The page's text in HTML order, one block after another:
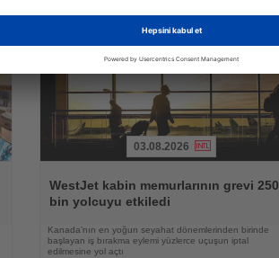
Oku
03.08.2026
WestJet kabin memurlarının grevi 250
bin yolcuyu etkiledi
Kanada'nın en yoğun seyahat dönemlerinden birinde
başlayan iş bırakma eylemi yüzlerce uçuşun iptal
edilmesine yol açtı